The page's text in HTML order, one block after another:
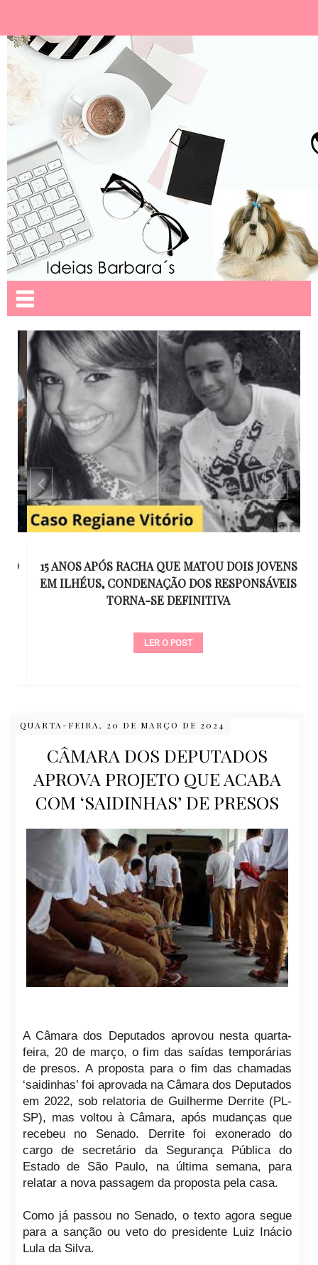
15 ANOS APÓS RACHA QUE MATOU DOIS JOVENS
EM ILHÉUS, CONDENAÇÃO DOS RESPONSÁVEIS
TORNA-SE DEFINITIVA
LER O POST
QUARTA-FEIRA, 20 DE MARÇO DE 2024
CÂMARA DOS DEPUTADOS
APROVA PROJETO QUE ACABA
COM ‘SAIDINHAS’ DE PRESOS
A Câmara dos Deputados aprovou nesta quarta-
feira, 20 de março, o fim das saídas temporárias
de presos. A proposta para o fim das chamadas
‘saidinhas’ foi aprovada na Câmara dos Deputados
em 2022, sob relatoria de Guilherme Derrite (PL-
SP), mas voltou à Câmara, após mudanças que
recebeu no Senado. Derrite foi exonerado do
cargo de secretário da Segurança Pública do
Estado de São Paulo, na última semana, para
relatar a nova passagem da proposta pela casa.
Como já passou no Senado, o texto agora segue
para a sanção ou veto do presidente Luiz Inácio
Lula da Silva.